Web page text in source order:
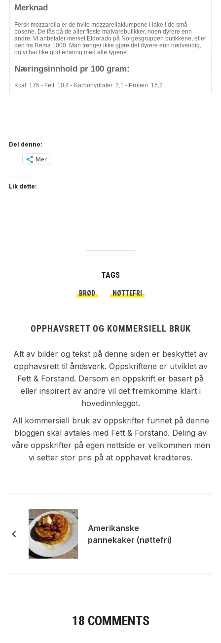
Merknad
Fersk mozzarella er de hvite mozzarellaklumpene i lake i de små
posene. De fås på de aller fleste matvarebutikker, noen dyrere enn
andre. Vi anbefaler merket Eldorado på Norgesgruppen butikkene, eller
den fra Rema 1000. Man trenger ikke gjøre det dyrere enn nødvendig,
og vi har like god erfaring med alle typene.
Næringsinnhold pr 100 gram:
Kcal: 175 - Fett: 10,4- Karbohydrater: 2,1 - Protein: 15,2
Del denne:
Mer
Lik dette:
TAGS
BRØD NØTTEFRI
OPPHAVSRETT OG KOMMERSIELL BRUK
Alt av bilder og tekst på denne siden er beskyttet av
opphavsrett til åndsverk. Oppskriftene er utviklet av
Fett & Forstand. Dersom en oppskrift er basert på
eller inspirert av andre vil det fremkomme klart i
hovedinnlegget.
All kommersiell bruk av oppskrifter funnet på denne
bloggen skal avtales med Fett & Forstand. Deling av
våre oppskrifter på egen nettside er velkommen men
vi setter stor pris på at opphavet krediteres.
Amerikanske
pannekaker (nøttefri)
18 COMMENTS